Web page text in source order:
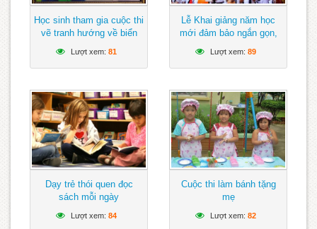
Học sinh tham gia cuộc thi
vẽ tranh hướng về biển
Lượt xem: 81
Lễ Khai giảng năm học
mới đảm bảo ngắn gọn,
Lượt xem: 89
Dạy trẻ thói quen đọc
sách mỗi ngày
Lượt xem: 84
Cuộc thi làm bánh tặng
mẹ
Lượt xem: 82